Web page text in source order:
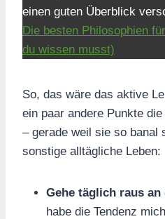
einen guten Überblick
Die besten Philosophien
du wissen musst)
So, das wäre das aktive
ein paar andere Punkte
– gerade weil sie so banal
sonstige alltägliche Leben:
Gehe täglich raus
habe die Tendenz